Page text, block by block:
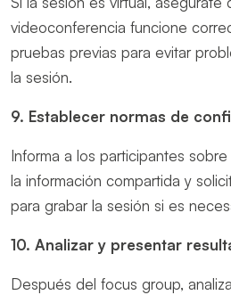
videoconferencia funcione
pruebas previas para evitar
la sesión.
9. Establecer normas de
Informa a los participantes
la información compartida y
para grabar la sesión si es
10. Analizar y presentar
Después del focus group,